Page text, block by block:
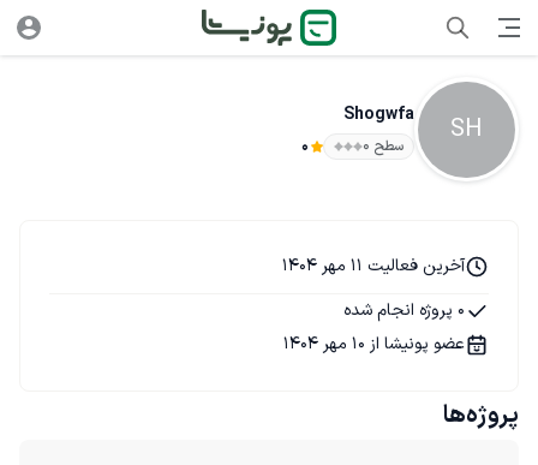
SH
Shogwfa
سطح ۰ 0
آخرین فعالیت 11 مهر 1404
0 پروژه انجام شده
عضو پونیشا از 10 مهر 1404
پروژه‌ها